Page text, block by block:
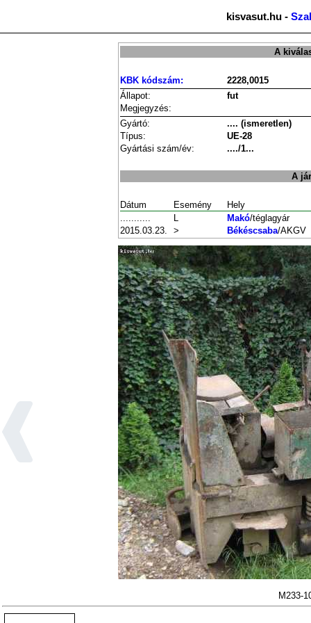
kisvasut.hu -
A
KBK kódszám:
2228,0015
Állapot:
fut
Megjegyzés:
Gyártó:
.... (ismeretlen)
Típus:
UE-28
Gyártási szám/év:
..../1...
A
Dátum Esemény
Hely
...........
L Makó/téglagyár
2015.03.23.
> Békéscsaba/AKGV
M233-